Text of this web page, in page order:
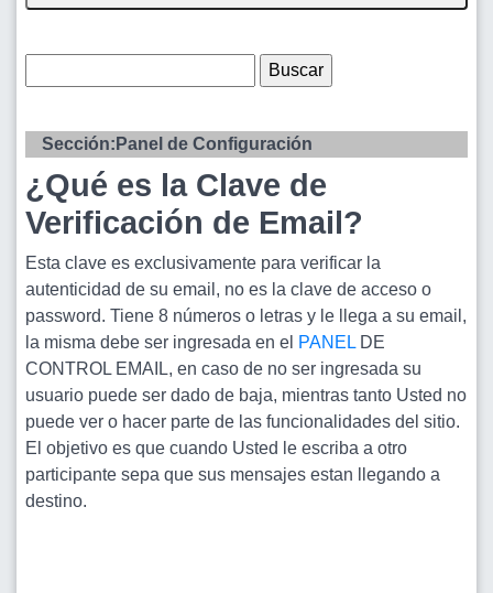
Sección:Panel de Configuración
¿Qué es la Clave de
Verificación de Email?
Esta clave es exclusivamente para verificar la
autenticidad de su email, no es la clave de acceso o
password. Tiene 8 números o letras y le llega a su email,
la misma debe ser ingresada en el PANEL DE
CONTROL EMAIL, en caso de no ser ingresada su
usuario puede ser dado de baja, mientras tanto Usted no
puede ver o hacer parte de las funcionalidades del sitio.
El objetivo es que cuando Usted le escriba a otro
participante sepa que sus mensajes estan llegando a
destino.